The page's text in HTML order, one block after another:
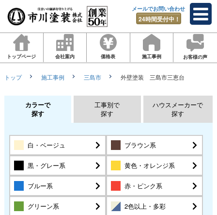
メールでお問い合わせ
24時間受付中！
トップページ 会社案内 価格表 施工事例 お客様の声
トップ 施工事例 三島市 外壁塗装 三島市三恵台
カラーで
探す
工事別で
探す
ハウスメーカーで
探す
白・ベージュ ブラウン系
黒・グレー系 黄色・オレンジ系
ブルー系 赤・ピンク系
グリーン系 2色以上・多彩